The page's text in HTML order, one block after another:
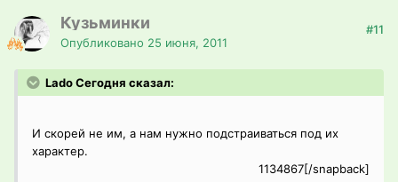
Кузьминки
Опубликовано 25 июня, 2011
#11
Lado Сегодня сказал:
И скорей не им, а нам нужно подстраиваться под их
характер.
1134867[/snapback]